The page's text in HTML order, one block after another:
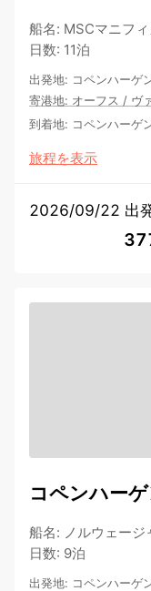
船名: MSCマニフィ
日数: 11泊
出発地: コペンハーゲ
寄港地: オーフス / ヴ
到着地: コペンハーゲ
旅程を表示
2026/09/22 出
コペンハー
船名: ノルウェージ
日数: 9泊
出発地: コペンハーゲ